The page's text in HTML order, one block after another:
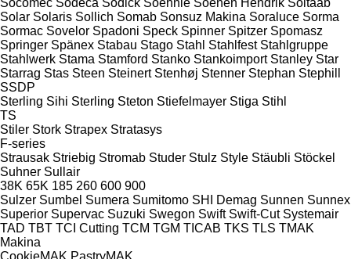
Solar Solaris Sollich Somab Sonsuz Makina Soraluce Sorma
Sormac Sovelor Spadoni Speck Spinner Spitzer Spomasz
Springer Spänex Stabau Stago Stahl Stahlfest Stahlgruppe
Stahlwerk Stama Stamford Stanko Stankoimport Stanley Star
Starrag Stas Steen Steinert Stenhøj Stenner Stephan Stephill
SSDP
Sterling Sihi Sterling Steton Stiefelmayer Stiga Stihl
TS
Stiler Stork Strapex Stratasys
F-series
Strausak Striebig Stromab Studer Stulz Style Stäubli Stöckel
Suhner Sullair
38K 65K 185 260 600 900
Sulzer Sumbel Sumera Sumitomo SHI Demag Sunnen Sunnex
Superior Supervac Suzuki Swegon Swift Swift-Cut Systemair
TAD TBT TCI Cutting TCM TGM TICAB TKS TLS TMAK
Makina
CookieMAK PastryMAK